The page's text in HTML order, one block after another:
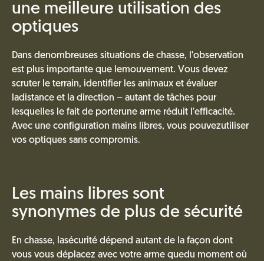
une meilleure utilisation des
optiques
Dans denombreuses situations de chasse, l'observation
est plus importante que lemouvement. Vous devez
scruter le terrain, identifier les animaux et évaluer
ladistance et la direction – autant de tâches pour
lesquelles le fait de porterune arme réduit l'efficacité.
Avec une configuration mains libres, vous pouvezutiliser
vos optiques sans compromis.
Les mains libres sont
synonymes de plus de sécurité
En chasse, lasécurité dépend autant de la façon dont
vous vous déplacez avec votre arme quedu moment où